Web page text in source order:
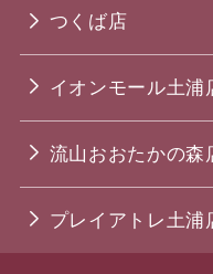
つくば店
イオンモール土浦
流山おおたかの森
プレイアトレ土浦